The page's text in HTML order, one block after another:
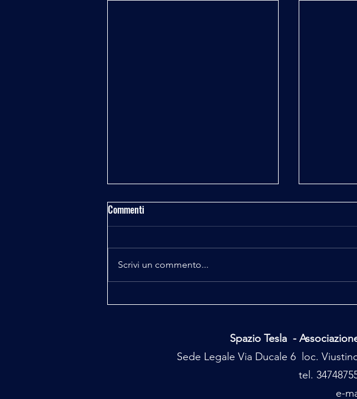
Majorana e Pelizza il Codice
Commenti
Scrivi un commento...
Spazio Tesla -
Sede Legale Via Ducale 6 loc.
tel.
e-